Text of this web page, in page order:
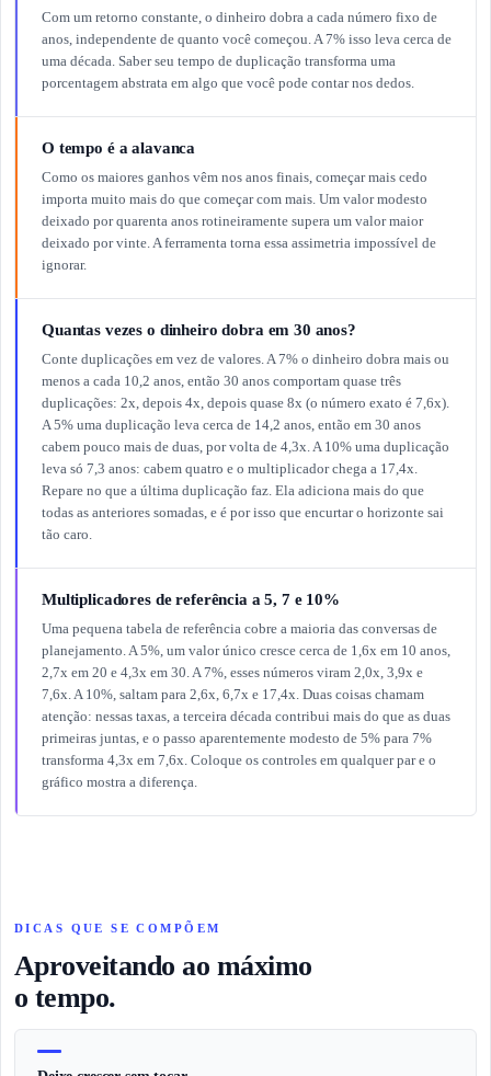
Com um retorno constante, o dinheiro dobra a cada número fixo de
anos, independente de quanto você começou. A 7% isso leva cerca de
uma década. Saber seu tempo de duplicação transforma uma
porcentagem abstrata em algo que você pode contar nos dedos.
O tempo é a alavanca
Como os maiores ganhos vêm nos anos finais, começar mais cedo
importa muito mais do que começar com mais. Um valor modesto
deixado por quarenta anos rotineiramente supera um valor maior
deixado por vinte. A ferramenta torna essa assimetria impossível de
ignorar.
Quantas vezes o dinheiro dobra em 30 anos?
Conte duplicações em vez de valores. A 7% o dinheiro dobra mais ou
menos a cada 10,2 anos, então 30 anos comportam quase três
duplicações: 2x, depois 4x, depois quase 8x (o número exato é 7,6x).
A 5% uma duplicação leva cerca de 14,2 anos, então em 30 anos
cabem pouco mais de duas, por volta de 4,3x. A 10% uma duplicação
leva só 7,3 anos: cabem quatro e o multiplicador chega a 17,4x.
Repare no que a última duplicação faz. Ela adiciona mais do que
todas as anteriores somadas, e é por isso que encurtar o horizonte sai
tão caro.
Multiplicadores de referência a 5, 7 e 10%
Uma pequena tabela de referência cobre a maioria das conversas de
planejamento. A 5%, um valor único cresce cerca de 1,6x em 10 anos,
2,7x em 20 e 4,3x em 30. A 7%, esses números viram 2,0x, 3,9x e
7,6x. A 10%, saltam para 2,6x, 6,7x e 17,4x. Duas coisas chamam
atenção: nessas taxas, a terceira década contribui mais do que as duas
primeiras juntas, e o passo aparentemente modesto de 5% para 7%
transforma 4,3x em 7,6x. Coloque os controles em qualquer par e o
gráfico mostra a diferença.
DICAS QUE SE COMPÕEM
Aproveitando ao máximo
o tempo.